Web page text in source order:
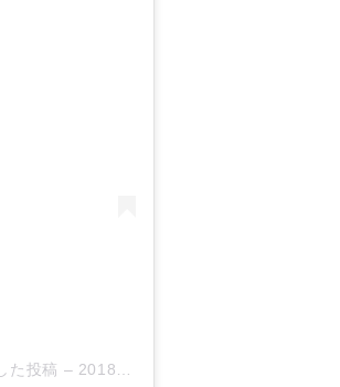
た投稿 – 2018年 8月月28日午後11時53分PDT